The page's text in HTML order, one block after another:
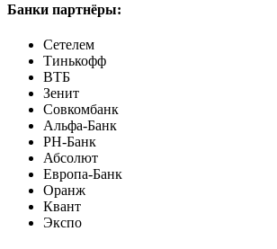
Банки партнёры:
Сетелем
Тинькофф
ВТБ
Зенит
Совкомбанк
Альфа-Банк
РН-Банк
Абсолют
Европа-Банк
Оранж
Квант
Экспо